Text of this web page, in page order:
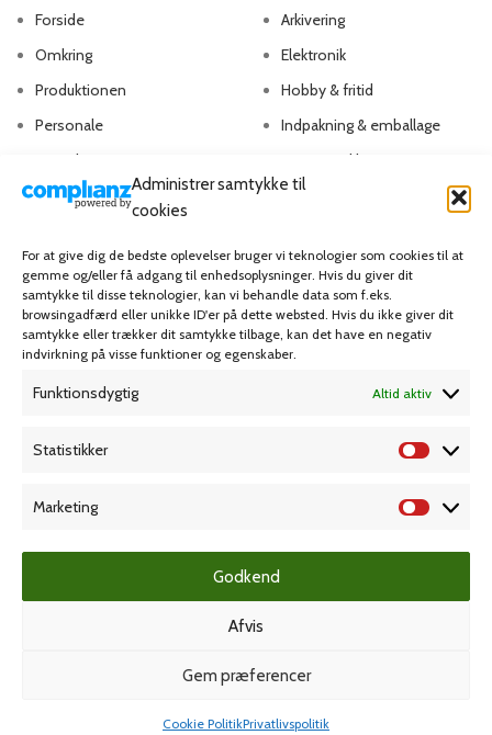
Administrer samtykke til
cookies
For at give dig de bedste oplevelser bruger vi teknologier som cookies til at
gemme og/eller få adgang til enhedsoplysninger. Hvis du giver dit
samtykke til disse teknologier, kan vi behandle data som f.eks.
browsingadfærd eller unikke ID'er på dette websted. Hvis du ikke giver dit
samtykke eller trækker dit samtykke tilbage, kan det have en negativ
indvirkning på visse funktioner og egenskaber.
Funktionsdygtig Altid aktiv
Statistikker
Marketing
Godkend
Afvis
Gem præferencer
Cookie PolitikPrivatlivspolitik
Forside
Omkring
Produktionen
Personale
Kontakt os
Arkivering
Elektronik
Hobby & fritid
Indpakning & emballage
Kontorartikler
Papirvarer
Spil & lotteri
MIN KONTO
Adresser
KUNDESERVICE
Grafisk forlag
Dansk Kartotekfabrik